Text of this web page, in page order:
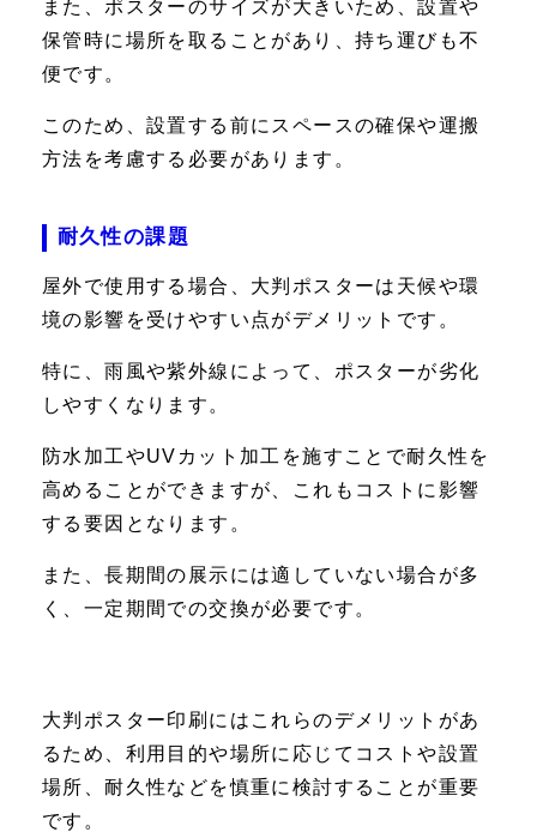
また、ポスターのサイズが大きいため、設置や
保管時に場所を取ることがあり、持ち運びも不
便です。
このため、設置する前にスペースの確保や運搬
方法を考慮する必要があります。
耐久性の課題
屋外で使用する場合、大判ポスターは天候や環
境の影響を受けやすい点がデメリットです。
特に、雨風や紫外線によって、ポスターが劣化
しやすくなります。
防水加工やUVカット加工を施すことで耐久性を
高めることができますが、これもコストに影響
する要因となります。
また、長期間の展示には適していない場合が多
く、一定期間での交換が必要です。
大判ポスター印刷にはこれらのデメリットがあ
るため、利用目的や場所に応じてコストや設置
場所、耐久性などを慎重に検討することが重要
です。